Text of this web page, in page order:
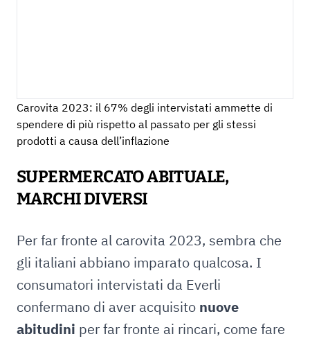
Carovita 2023: il 67% degli intervistati ammette di
spendere di più rispetto al passato per gli stessi
prodotti a causa dell’inflazione
SUPERMERCATO ABITUALE,
MARCHI DIVERSI
Per far fronte al carovita 2023, sembra che
gli italiani abbiano imparato qualcosa. I
consumatori intervistati da Everli
confermano di aver acquisito nuove
abitudini per far fronte ai rincari, come fare